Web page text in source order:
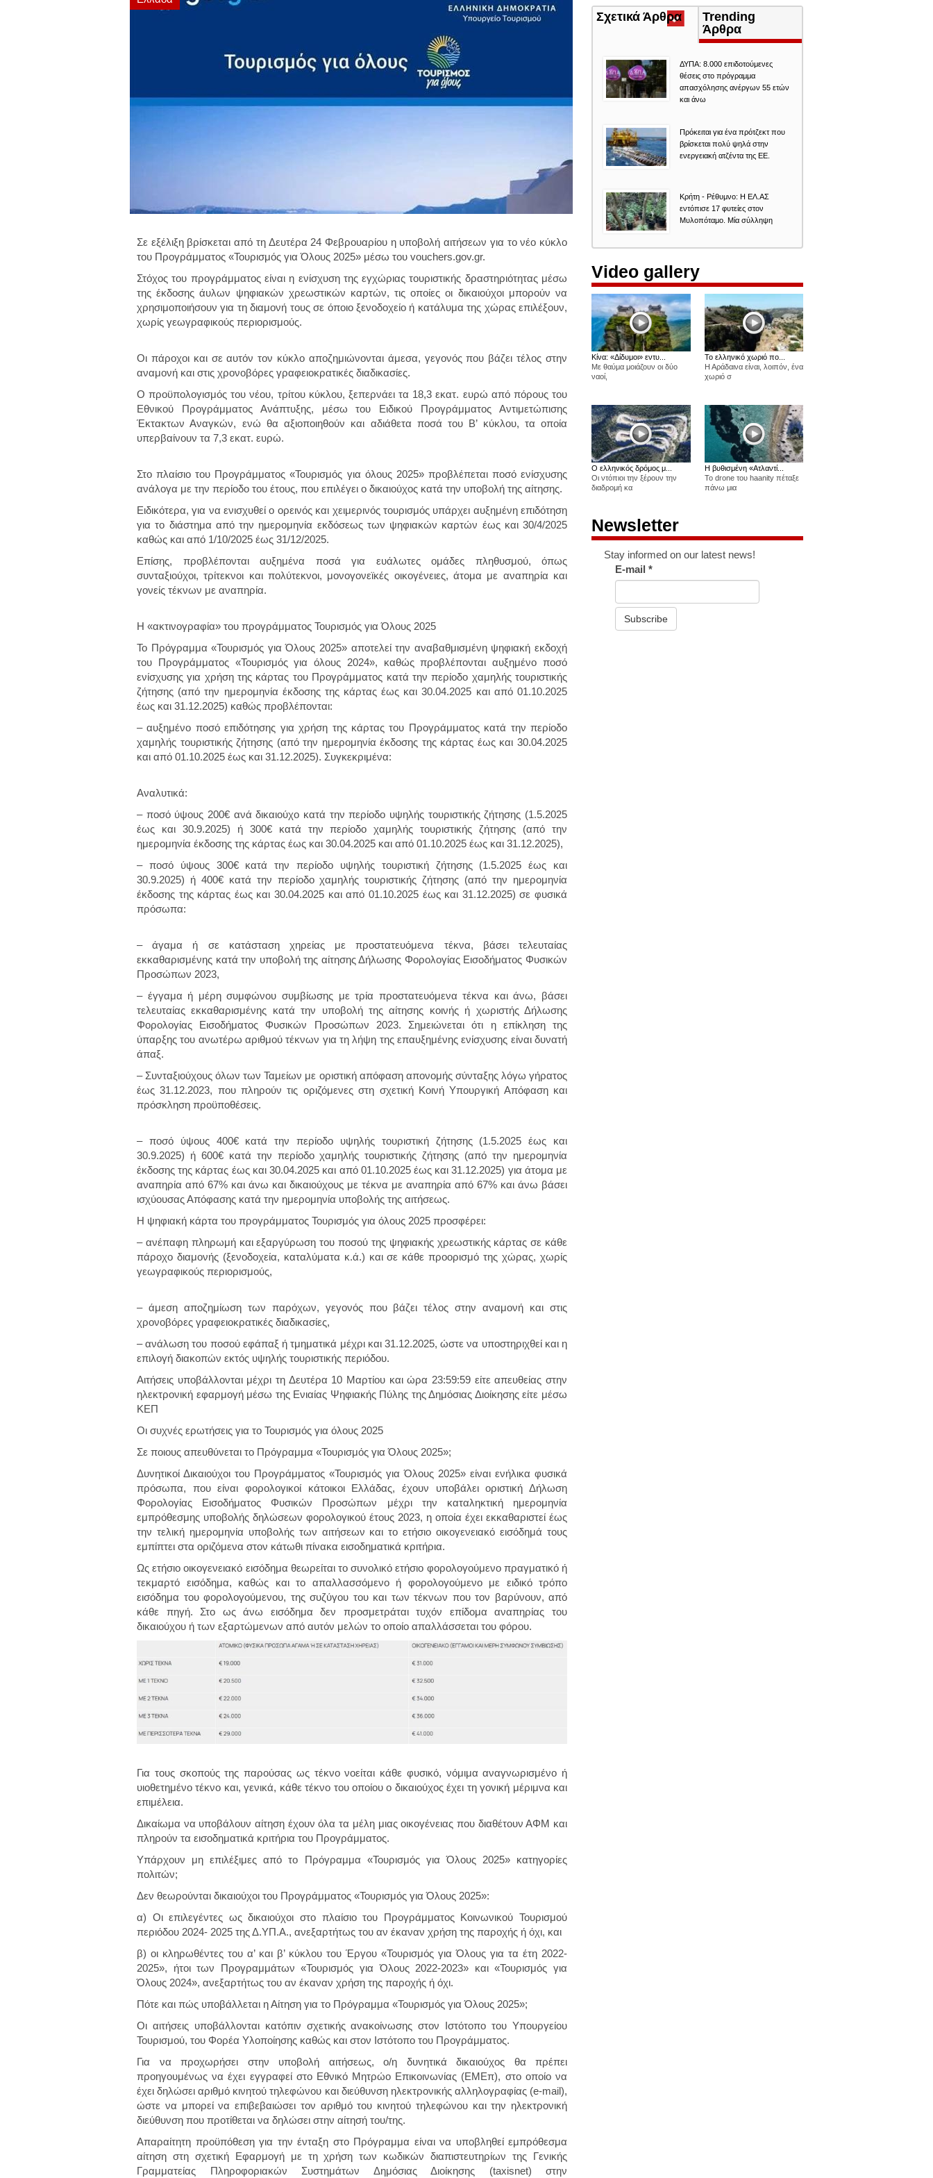
Σε εξέλιξη βρίσκεται από τη Δευτέρα 24 Φεβρουαρίου η υποβολή αιτήσεων για το νέο κύκλο
του Προγράμματος «Τουρισμός για Όλους 2025» μέσω του vouchers.gov.gr.
Στόχος του προγράμματος είναι η ενίσχυση της εγχώριας τουριστικής δραστηριότητας μέσω
της έκδοσης άυλων ψηφιακών χρεωστικών καρτών, τις οποίες οι δικαιούχοι μπορούν να
χρησιμοποιήσουν για τη διαμονή τους σε όποιο ξενοδοχείο ή κατάλυμα της χώρας επιλέξουν,
χωρίς γεωγραφικούς περιορισμούς.
Oι πάροχοι και σε αυτόν τον κύκλο αποζημιώνονται άμεσα, γεγονός που βάζει τέλος στην
αναμονή και στις χρονοβόρες γραφειοκρατικές διαδικασίες.
Ο προϋπολογισμός του νέου, τρίτου κύκλου, ξεπερνάει τα 18,3 εκατ. ευρώ από πόρους του
Εθνικού Προγράμματος Ανάπτυξης, μέσω του Ειδικού Προγράμματος Αντιμετώπισης
Έκτακτων Αναγκών, ενώ θα αξιοποιηθούν και αδιάθετα ποσά του Β’ κύκλου, τα οποία
υπερβαίνουν τα 7,3 εκατ. ευρώ.
Στο πλαίσιο του Προγράμματος «Τουρισμός για όλους 2025» προβλέπεται ποσό ενίσχυσης
ανάλογα με την περίοδο του έτους, που επιλέγει ο δικαιούχος κατά την υποβολή της αίτησης.
Ειδικότερα, για να ενισχυθεί ο ορεινός και χειμερινός τουρισμός υπάρχει αυξημένη επιδότηση
για το διάστημα από την ημερομηνία εκδόσεως των ψηφιακών καρτών έως και 30/4/2025
καθώς και από 1/10/2025 έως 31/12/2025.
Επίσης, προβλέπονται αυξημένα ποσά για ευάλωτες ομάδες πληθυσμού, όπως
συνταξιούχοι, τρίτεκνοι και πολύτεκνοι, μονογονεϊκές οικογένειες, άτομα με αναπηρία και
γονείς τέκνων με αναπηρία.
Η «ακτινογραφία» του προγράμματος Τουρισμός για Όλους 2025
Το Πρόγραμμα «Τουρισμός για Όλους 2025» αποτελεί την αναβαθμισμένη ψηφιακή εκδοχή
του Προγράμματος «Τουρισμός για όλους 2024», καθώς προβλέπονται αυξημένο ποσό
ενίσχυσης για χρήση της κάρτας του Προγράμματος κατά την περίοδο χαμηλής τουριστικής
ζήτησης (από την ημερομηνία έκδοσης της κάρτας έως και 30.04.2025 και από 01.10.2025
έως και 31.12.2025) καθώς προβλέπονται:
– αυξημένο ποσό επιδότησης για χρήση της κάρτας του Προγράμματος κατά την περίοδο
χαμηλής τουριστικής ζήτησης (από την ημερομηνία έκδοσης της κάρτας έως και 30.04.2025
και από 01.10.2025 έως και 31.12.2025). Συγκεκριμένα:
Αναλυτικά:
– ποσό ύψους 200€ ανά δικαιούχο κατά την περίοδο υψηλής τουριστικής ζήτησης (1.5.2025
έως και 30.9.2025) ή 300€ κατά την περίοδο χαμηλής τουριστικής ζήτησης (από την
ημερομηνία έκδοσης της κάρτας έως και 30.04.2025 και από 01.10.2025 έως και 31.12.2025),
– ποσό ύψους 300€ κατά την περίοδο υψηλής τουριστική ζήτησης (1.5.2025 έως και
30.9.2025) ή 400€ κατά την περίοδο χαμηλής τουριστικής ζήτησης (από την ημερομηνία
έκδοσης της κάρτας έως και 30.04.2025 και από 01.10.2025 έως και 31.12.2025) σε φυσικά
πρόσωπα:
– άγαμα ή σε κατάσταση χηρείας με προστατευόμενα τέκνα, βάσει τελευταίας
εκκαθαρισμένης κατά την υποβολή της αίτησης Δήλωσης Φορολογίας Εισοδήματος Φυσικών
Προσώπων 2023,
– έγγαμα ή μέρη συμφώνου συμβίωσης με τρία προστατευόμενα τέκνα και άνω, βάσει
τελευταίας εκκαθαρισμένης κατά την υποβολή της αίτησης κοινής ή χωριστής Δήλωσης
Φορολογίας Εισοδήματος Φυσικών Προσώπων 2023. Σημειώνεται ότι η επίκληση της
ύπαρξης του ανωτέρω αριθμού τέκνων για τη λήψη της επαυξημένης ενίσχυσης είναι δυνατή
άπαξ.
– Συνταξιούχους όλων των Ταμείων με οριστική απόφαση απονομής σύνταξης λόγω γήρατος
έως 31.12.2023, που πληρούν τις οριζόμενες στη σχετική Κοινή Υπουργική Απόφαση και
πρόσκληση προϋποθέσεις.
– ποσό ύψους 400€ κατά την περίοδο υψηλής τουριστική ζήτησης (1.5.2025 έως και
30.9.2025) ή 600€ κατά την περίοδο χαμηλής τουριστικής ζήτησης (από την ημερομηνία
έκδοσης της κάρτας έως και 30.04.2025 και από 01.10.2025 έως και 31.12.2025) για άτομα με
αναπηρία από 67% και άνω και δικαιούχους με τέκνα με αναπηρία από 67% και άνω βάσει
ισχύουσας Απόφασης κατά την ημερομηνία υποβολής της αιτήσεως.
Η ψηφιακή κάρτα του προγράμματος Τουρισμός για όλους 2025 προσφέρει:
– ανέπαφη πληρωμή και εξαργύρωση του ποσού της ψηφιακής χρεωστικής κάρτας σε κάθε
πάροχο διαμονής (ξενοδοχεία, καταλύματα κ.ά.) και σε κάθε προορισμό της χώρας, χωρίς
γεωγραφικούς περιορισμούς,
– άμεση αποζημίωση των παρόχων, γεγονός που βάζει τέλος στην αναμονή και στις
χρονοβόρες γραφειοκρατικές διαδικασίες,
– ανάλωση του ποσού εφάπαξ ή τμηματικά μέχρι και 31.12.2025, ώστε να υποστηριχθεί και η
επιλογή διακοπών εκτός υψηλής τουριστικής περιόδου.
Αιτήσεις υποβάλλονται μέχρι τη Δευτέρα 10 Μαρτίου και ώρα 23:59:59 είτε απευθείας στην
ηλεκτρονική εφαρμογή μέσω της Ενιαίας Ψηφιακής Πύλης της Δημόσιας Διοίκησης είτε μέσω
ΚΕΠ
Οι συχνές ερωτήσεις για το Τουρισμός για όλους 2025
Σε ποιους απευθύνεται το Πρόγραμμα «Τουρισμός για Όλους 2025»;
Δυνητικοί Δικαιούχοι του Προγράμματος «Τουρισμός για Όλους 2025» είναι ενήλικα φυσικά
πρόσωπα, που είναι φορολογικοί κάτοικοι Ελλάδας, έχουν υποβάλει οριστική Δήλωση
Φορολογίας Εισοδήματος Φυσικών Προσώπων μέχρι την καταληκτική ημερομηνία
εμπρόθεσμης υποβολής δηλώσεων φορολογικού έτους 2023, η οποία έχει εκκαθαριστεί έως
την τελική ημερομηνία υποβολής των αιτήσεων και το ετήσιο οικογενειακό εισόδημά τους
εμπίπτει στα οριζόμενα στον κάτωθι πίνακα εισοδηματικά κριτήρια.
Ως ετήσιο οικογενειακό εισόδημα θεωρείται το συνολικό ετήσιο φορολογούμενο πραγματικό ή
τεκμαρτό εισόδημα, καθώς και το απαλλασσόμενο ή φορολογούμενο με ειδικό τρόπο
εισόδημα του φορολογούμενου, της συζύγου του και των τέκνων που τον βαρύνουν, από
κάθε πηγή. Στο ως άνω εισόδημα δεν προσμετράται τυχόν επίδομα αναπηρίας του
δικαιούχου ή των εξαρτώμενων από αυτόν μελών το οποίο απαλλάσσεται του φόρου.
Για τους σκοπούς της παρούσας ως τέκνο νοείται κάθε φυσικό, νόμιμα αναγνωρισμένο ή
υιοθετημένο τέκνο και, γενικά, κάθε τέκνο του οποίου ο δικαιούχος έχει τη γονική μέριμνα και
επιμέλεια.
Δικαίωμα να υποβάλουν αίτηση έχουν όλα τα μέλη μιας οικογένειας που διαθέτουν ΑΦΜ και
πληρούν τα εισοδηματικά κριτήρια του Προγράμματος.
Υπάρχουν μη επιλέξιμες από το Πρόγραμμα «Τουρισμός για Όλους 2025» κατηγορίες
πολιτών;
Δεν θεωρούνται δικαιούχοι του Προγράμματος «Τουρισμός για Όλους 2025»:
α) Οι επιλεγέντες ως δικαιούχοι στο πλαίσιο του Προγράμματος Κοινωνικού Τουρισμού
περιόδου 2024- 2025 της Δ.ΥΠ.Α., ανεξαρτήτως του αν έκαναν χρήση της παροχής ή όχι, και
β) οι κληρωθέντες του α’ και β’ κύκλου του Έργου «Τουρισμός για Όλους για τα έτη 2022-
2025», ήτοι των Προγραμμάτων «Τουρισμός για Όλους 2022-2023» και «Τουρισμός για
Όλους 2024», ανεξαρτήτως του αν έκαναν χρήση της παροχής ή όχι.
Πότε και πώς υποβάλλεται η Αίτηση για το Πρόγραμμα «Τουρισμός για Όλους 2025»;
Οι αιτήσεις υποβάλλονται κατόπιν σχετικής ανακοίνωσης στον Ιστότοπο του Υπουργείου
Τουρισμού, του Φορέα Υλοποίησης καθώς και στον Ιστότοπο του Προγράμματος.
Για να προχωρήσει στην υποβολή αιτήσεως, ο/η δυνητικά δικαιούχος θα πρέπει
προηγουμένως να έχει εγγραφεί στο Εθνικό Μητρώο Επικοινωνίας (ΕΜΕπ), στο οποίο να
έχει δηλώσει αριθμό κινητού τηλεφώνου και διεύθυνση ηλεκτρονικής αλληλογραφίας (e-mail),
ώστε να μπορεί να επιβεβαιώσει τον αριθμό του κινητού τηλεφώνου και την ηλεκτρονική
διεύθυνση που προτίθεται να δηλώσει στην αίτησή του/της.
Απαραίτητη προϋπόθεση για την ένταξη στο Πρόγραμμα είναι να υποβληθεί εμπρόθεσμα
αίτηση στη σχετική Εφαρμογή με τη χρήση των κωδικών διαπιστευτηρίων της Γενικής
Γραμματείας Πληροφοριακών Συστημάτων Δημόσιας Διοίκησης (taxisnet) στην
Σχετικά Άρθρα (ενεργή
καρτέλα)
Trending
Άρθρα
ΔΥΠΑ: 8.000 επιδοτούμενες
θέσεις στο πρόγραμμα
απασχόλησης ανέργων 55 ετών
και άνω
Πρόκειται για ένα πρότζεκτ που
βρίσκεται πολύ ψηλά στην
ενεργειακή ατζέντα της ΕΕ.
Κρήτη - Ρέθυμνο: Η ΕΛ.ΑΣ
εντόπισε 17 φυτείες στον
Μυλοπόταμο. Μία σύλληψη
Video gallery
Κίνα: «Δίδυμοι» εντυ...
Με θαύμα μοιάζουν οι δύο
ναοί,
Το ελληνικό χωριό πο...
Η Αράδαινα είναι, λοιπόν, ένα
χωριό σ
Ο ελληνικός δρόμος μ...
Οι ντόπιοι την ξέρουν την
διαδρομή κα
Η βυθισμένη «Ατλαντί...
Το drone του haanity πέταξε
πάνω μια
Newsletter
Stay informed on our latest news!
E-mail*
Subscribe